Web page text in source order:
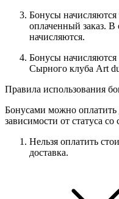
Бонусы начисляются
оплаченный заказ. В
начисляются.
Бонусы начисляются
Сырного клуба Art
Правила использования
Бонусами можно оплатить
зависимости от статуса
Нельзя оплатить
доставка.